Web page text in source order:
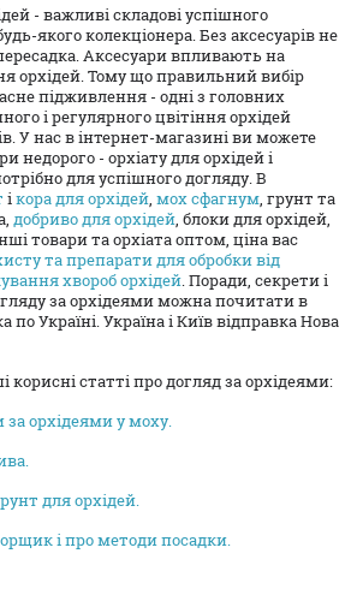
- важливі складові успішного
якого колекціонера. Без аксесуарів не
Аксесуари впливають на
орхідей. Тому що правильний вибір
пiдживлення - одні з головних
і регулярного цвітіння орхідей
У нас в інтернет-магазині ви можете
недорого - орхіату для орхідей і
для успішного догляду. В
ікора для орхідей, мох сфагнум, грунт та
добриво для орхідей, блоки для орхідей,
товари та орхіата оптом, ціна вас
та препарати для обробки від
хвороб орхідей. Поради, секрети і
за орхідеями можна почитати в
по Україні. Україна і Київ відправка Нова
статті про догляд за орхідеями:
за орхідеями у моху.
для орхідей.
і про методи посадки.